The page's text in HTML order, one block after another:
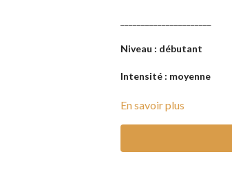
Niveau : débutant
Intensité : moyenne
Matériel : bouteille
En savoir plus